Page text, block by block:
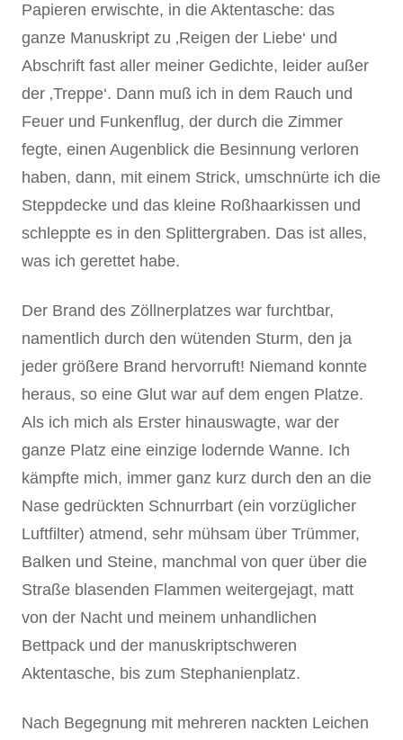
Papieren erwischte, in die Aktentasche: das
ganze Manuskript zu ‚Reigen der Liebe‘ und
Abschrift fast aller meiner Gedichte, leider außer
der ‚Treppe‘. Dann muß ich in dem Rauch und
Feuer und Funkenflug, der durch die Zimmer
fegte, einen Augenblick die Besinnung verloren
haben, dann, mit einem Strick, umschnürte ich die
Steppdecke und das kleine Roßhaarkissen und
schleppte es in den Splittergraben. Das ist alles,
was ich gerettet habe.
Der Brand des Zöllnerplatzes war furchtbar,
namentlich durch den wütenden Sturm, den ja
jeder größere Brand hervorruft! Niemand konnte
heraus, so eine Glut war auf dem engen Platze.
Als ich mich als Erster hinauswagte, war der
ganze Platz eine einzige lodernde Wanne. Ich
kämpfte mich, immer ganz kurz durch den an die
Nase gedrückten Schnurrbart (ein vorzüglicher
Luftfilter) atmend, sehr mühsam über Trümmer,
Balken und Steine, manchmal von quer über die
Straße blasenden Flammen weitergejagt, matt
von der Nacht und meinem unhandlichen
Bettpack und der manuskriptschweren
Aktentasche, bis zum Stephanienplatz.
Nach Begegnung mit mehreren nackten Leichen